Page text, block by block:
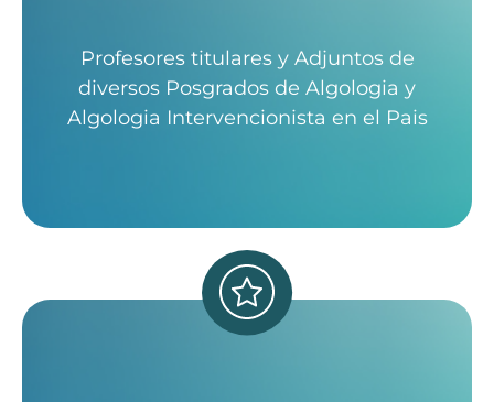
Profesores titulares y Adjuntos de
diversos Posgrados de Algologia y
Algologia Intervencionista en el Pais